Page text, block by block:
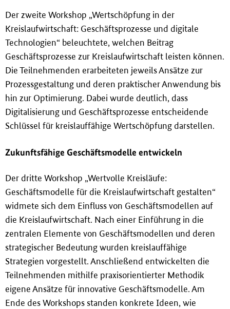
Der zweite Workshop „Wertschöpfung in der
Kreislaufwirtschaft: Geschäftsprozesse und digitale
Technologien“ beleuchtete, welchen Beitrag
Geschäftsprozesse zur Kreislaufwirtschaft leisten können.
Die Teilnehmenden erarbeiteten jeweils Ansätze zur
Prozessgestaltung und deren praktischer Anwendung bis
hin zur Optimierung. Dabei wurde deutlich, dass
Digitalisierung und Geschäftsprozesse entscheidende
Schlüssel für kreislauffähige Wertschöpfung darstellen.
Zukunftsfähige Geschäftsmodelle entwickeln
Der dritte Workshop „Wertvolle Kreisläufe:
Geschäftsmodelle für die Kreislaufwirtschaft gestalten“
widmete sich dem Einfluss von Geschäftsmodellen auf
die Kreislaufwirtschaft. Nach einer Einführung in die
zentralen Elemente von Geschäftsmodellen und deren
strategischer Bedeutung wurden kreislauffähige
Strategien vorgestellt. Anschließend entwickelten die
Teilnehmenden mithilfe praxisorientierter Methodik
eigene Ansätze für innovative Geschäftsmodelle. Am
Ende des Workshops standen konkrete Ideen, wie